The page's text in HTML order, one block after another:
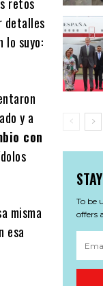
detalles
lo suyo:
y a
con
misma
esa
To be
offers